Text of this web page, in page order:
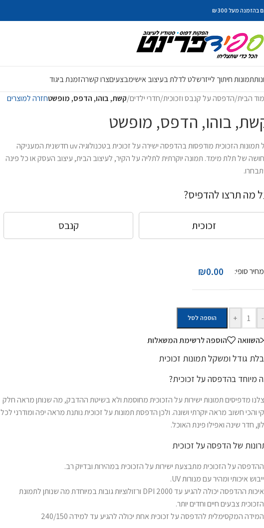
מעל 300 ₪
תמונות חיתוך לייזרשלט לדלת בעיצוב אישימבצעיםצרו קשרהזמנת ביגוד
הבית/הדפסה על קנבס וזכוכית/חדרי ילדים/קשת, בוהו, הדפס, מופשטחזרה למוצרים
בוהו, הדפס, מופשט
כל תמונות הזכוכית מודפסות בהדפסה ישירה על זכוכית בטכנולוגיה uv חדשנית המעניקה
של תלת מימד. תמונה יוקרתית לתליה על הקיר, לעיצוב הבית, עיצוב העסק או כל פינה
מה תרצו להדפיס?
זכוכית קנבס
מחיר סופי: ₪0.00
-
+ הוספה לסל
השוואה הוספה לרשימת המשאלות
גודל ומשקל תמונות זכוכית
מיוחד בהדפסה על זכוכית?
מדפיסים תמונות ישירות על הזכוכית מחוסמת ולא בשיטת ההדבק, מה שנותן מראה חלק
והכי חשוב מראה יוקרתי ושונה. ולכן הדפסת תמונות על זכוכית נותנת מראה יפה ומודרני לכל
חדר שינה ואפילו פינת האוכל.
של הדפסה על זכוכית
ההדפסה על הזכוכית מתבצעת ישירות על הזכוכית במהירות ובדיוק רב.
ייבוש איכותי ומהיר עם מנורות UV.
איכות ההדפסה יכולה להגיע עד 2000 DPI ורזולוציות גובות במיוחדת מה שנותן לתמונת
הזכוכית צבעים חיים וחדים יותר.
המידה המקסימלית להדפסה על זכוכית אחת יכולה להגיע עד למידה 240/150